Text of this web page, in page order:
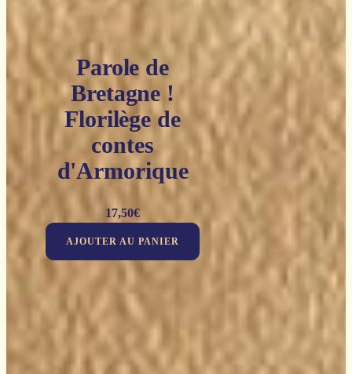
Parole de
Bretagne !
Florilège de
contes
d'Armorique
17,50€
AJOUTER AU PANIER